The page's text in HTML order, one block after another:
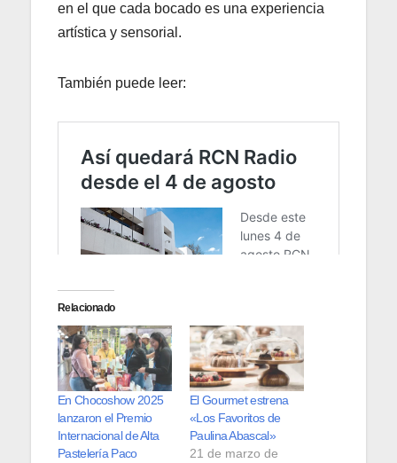
en el que cada bocado es una experiencia
artística y sensorial.
También puede leer:
Relacionado
En Chocoshow 2025
lanzaron el Premio
Internacional de Alta
Pastelería Paco
El Gourmet estrena
«Los Favoritos de
Paulina Abascal»
21 de marzo de